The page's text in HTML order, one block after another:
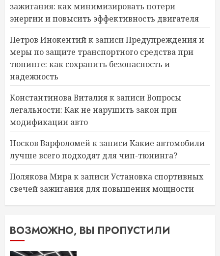
зажигания: как минимизировать потери
энергии и повысить эффективность двигателя
Петров Инокентийк записиПредупреждения и
меры по защите транспортного средства при
тюнинге: как сохранить безопасность и
надежность
Константинова Виталияк записиВопросы
легальности: Как не нарушить закон при
модификации авто
Носков Варфоломейк записиКакие автомобили
лучше всего подходят для чип-тюнинга?
Полякова Мирак записиУстановка спортивных
свечей зажигания для повышения мощности
ВОЗМОЖНО, ВЫ ПРОПУСТИЛИ